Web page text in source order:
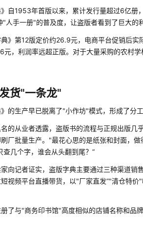
自1953年首版以来，累计发行量超过6亿册
手一册"的普及度，让盗版者看到了巨大的
》第12版定价约26.9元，电商平台促销后实
，利润率远超正版。对于大量采购的农村
货"一条龙"
的生产早已脱离了"小作坊"模式，形成了分工
的从业者透露，盗版书的流程与正规出版几
厂批量生产。"最花心思的是纸张和封面，做
几个字，谁会从头翻到尾？”
向记者证实，盗版字典主要通过三种渠道销
视频平台直播带货，以"厂家直发”"清仓特
了与"商务印书馆"高度相似的店铺名称和品